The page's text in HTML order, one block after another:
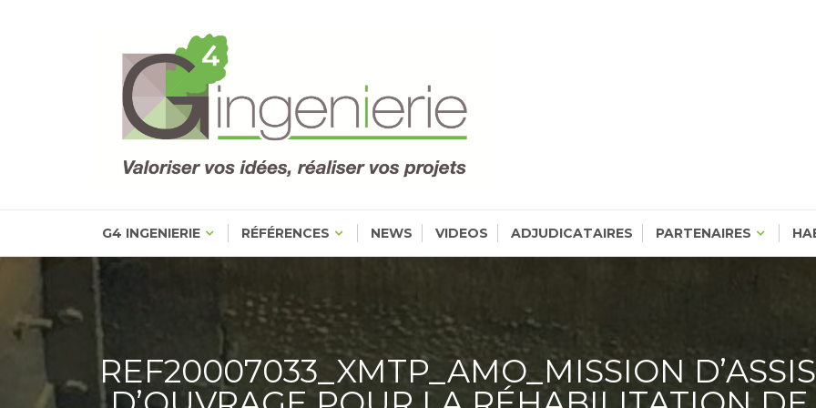
G4 INGENIERIE RÉFÉRENCES NEWS VIDEOS ADJUDICATAIRES PARTENAIRES
REF20007033_XMTP_AMO_MISSION